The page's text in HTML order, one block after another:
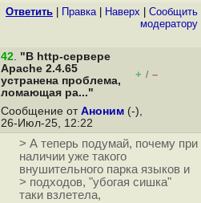
Ответить Правка| Наверх
Cообщить
модератору
42. "В http-сервере
Apache 2.4.65
устранена проблема,
ломающая ра..."
+ / –
Сообщение от Аноним (-),
26-Июл-25, 12:22
> А теперь подумай, почему при
наличии уже такого
внушительного парка языков и
> подходов, "убогая сишка"
таки взлетела,